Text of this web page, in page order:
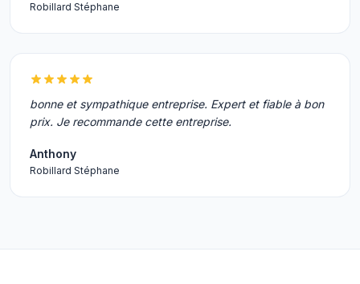
Robillard Stéphane
bonne et sympathique entreprise. Expert et fiable à bon
prix. Je recommande cette entreprise.
Anthony
Robillard Stéphane